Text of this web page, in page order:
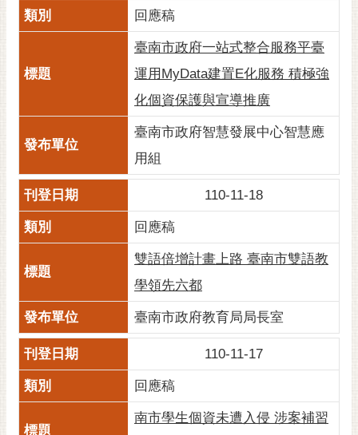
市
通
置
回應稿
臺南市政府一站式整合服務平臺
運用MyData建置E化服務 積極強
化個資保護與宣導推廣
臺南市政府智慧發展中心智慧應
用組
110-11-18
回應稿
雙語倍增計畫上路 臺南市雙語教
學領先六都
臺南市政府教育局局長室
110-11-17
回應稿
南市學生個資未遭入侵 涉案補習